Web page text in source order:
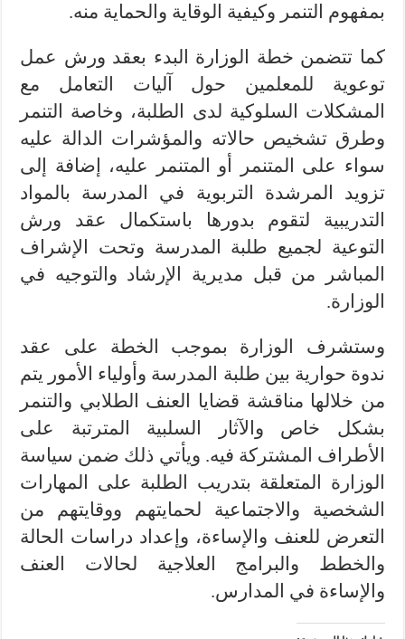
بمفهوم التنمر وكيفية الوقاية والحماية منه.
كما تتضمن خطة الوزارة البدء بعقد ورش عمل
توعوية للمعلمين حول آليات التعامل مع
المشكلات السلوكية لدى الطلبة، وخاصة التنمر
وطرق تشخيص حالاته والمؤشرات الدالة عليه
سواء على المتنمر أو المتنمر عليه، إضافة إلى
تزويد المرشدة التربوية في المدرسة بالمواد
التدريبية لتقوم بدورها باستكمال عقد ورش
التوعية لجميع طلبة المدرسة وتحت الإشراف
المباشر من قبل مديرية الإرشاد والتوجيه في
الوزارة.
وستشرف الوزارة بموجب الخطة على عقد
ندوة حوارية بين طلبة المدرسة وأولياء الأمور يتم
من خلالها مناقشة قضايا العنف الطلابي والتنمر
بشكل خاص والآثار السلبية المترتبة على
الأطراف المشتركة فيه. ويأتي ذلك ضمن سياسة
الوزارة المتعلقة بتدريب الطلبة على المهارات
الشخصية والاجتماعية لحمايتهم ووقايتهم من
التعرض للعنف والإساءة، وإعداد دراسات الحالة
والخطط والبرامج العلاجية لحالات العنف
والإساءة في المدارس.